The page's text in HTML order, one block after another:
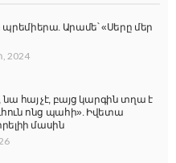
Արամե՝ «Սերը մեր
2024
նա հայ չէ, բայց կարգին տղա է
ոնց պահի». Իվետա
մասին